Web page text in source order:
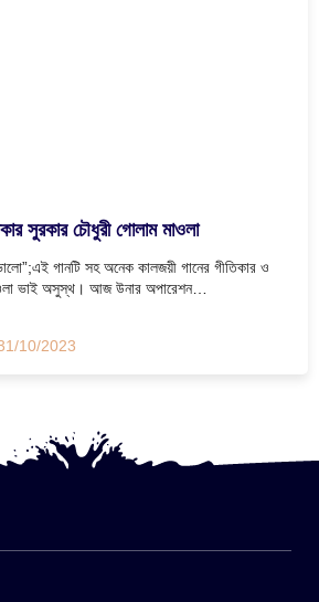
সুরকার চৌধুরী গোলাম মাওলা
গানটি সহ অনেক কালজয়ী গানের গীতিকার ও
ভাই অসুস্থ। আজ উনার অপারেশন…
10/2023